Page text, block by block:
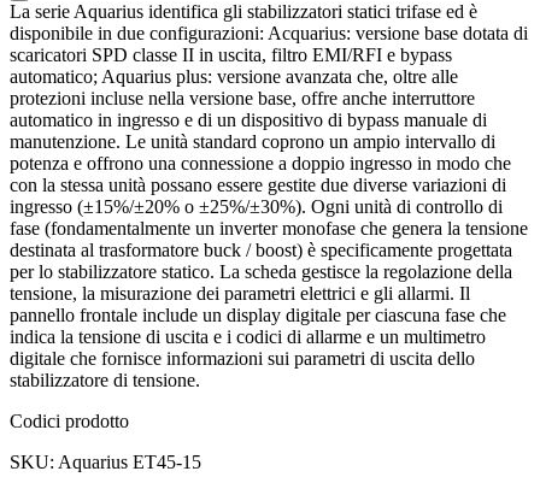
La serie Aquarius identifica gli stabilizzatori statici trifase ed è
disponibile in due configurazioni: Acquarius: versione base dotata di
scaricatori SPD classe II in uscita, filtro EMI/RFI e bypass
automatico; Aquarius plus: versione avanzata che, oltre alle
protezioni incluse nella versione base, offre anche interruttore
automatico in ingresso e di un dispositivo di bypass manuale di
manutenzione. Le unità standard coprono un ampio intervallo di
potenza e offrono una connessione a doppio ingresso in modo che
con la stessa unità possano essere gestite due diverse variazioni di
ingresso (±15%/±20% o ±25%/±30%). Ogni unità di controllo di
fase (fondamentalmente un inverter monofase che genera la tensione
destinata al trasformatore buck / boost) è specificamente progettata
per lo stabilizzatore statico. La scheda gestisce la regolazione della
tensione, la misurazione dei parametri elettrici e gli allarmi. Il
pannello frontale include un display digitale per ciascuna fase che
indica la tensione di uscita e i codici di allarme e un multimetro
digitale che fornisce informazioni sui parametri di uscita dello
stabilizzatore di tensione.
Codici prodotto
SKU: Aquarius ET45-15